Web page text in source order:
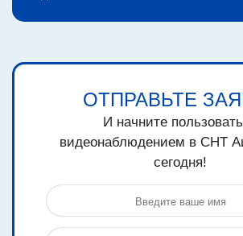
ОТПРАВЬТЕ
И начните
видеонаблюдением в СНТ
сегодня!